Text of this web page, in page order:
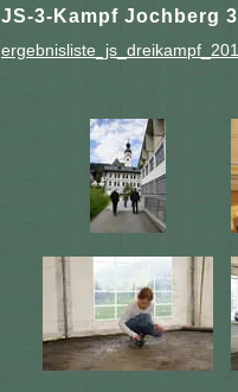
JS-3-Kampf Jochberg